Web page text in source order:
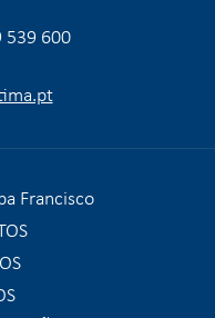
539 600
Francisco